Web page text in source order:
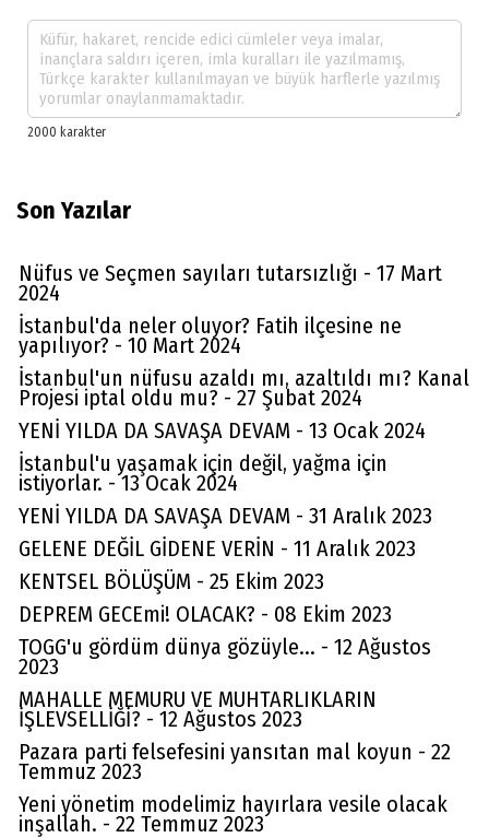
Son Yazılar
Nüfus ve Seçmen sayıları tutarsızlığı - 17 Mart
2024
İstanbul'da neler oluyor? Fatih ilçesine ne
yapılıyor? - 10 Mart 2024
İstanbul'un nüfusu azaldı mı, azaltıldı mı? Kanal
Projesi iptal oldu mu? - 27 Şubat 2024
YENİ YILDA DA SAVAŞA DEVAM - 13 Ocak 2024
İstanbul'u yaşamak için değil, yağma için
istiyorlar. - 13 Ocak 2024
YENİ YILDA DA SAVAŞA DEVAM - 31 Aralık 2023
GELENE DEĞİL GİDENE VERİN - 11 Aralık 2023
KENTSEL BÖLÜŞÜM - 25 Ekim 2023
DEPREM GECEmi! OLACAK? - 08 Ekim 2023
TOGG'u gördüm dünya gözüyle... - 12 Ağustos
2023
MAHALLE MEMURU VE MUHTARLIKLARIN
İŞLEVSELLİĞİ? - 12 Ağustos 2023
Pazara parti felsefesini yansıtan mal koyun - 22
Temmuz 2023
Yeni yönetim modelimiz hayırlara vesile olacak
inşallah. - 22 Temmuz 2023